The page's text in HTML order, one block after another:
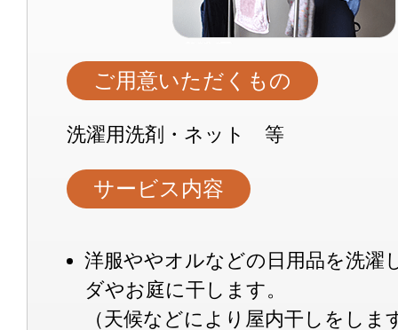
ご用意いただくもの
洗濯用洗剤・ネット 等
サービス内容
洋服ややオルなどの日用品を洗濯
ダやお庭に干します。
（天候などにより屋内干しをしま